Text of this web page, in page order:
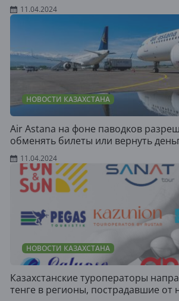
11.04.2024
НОВОСТИ КАЗАХСТАНА
Air Astana на фоне паводков
обменять билеты или вернуть
11.04.2024
НОВОСТИ КАЗАХСТАНА
Казахстанские туроператоры
тенге в регионы, пострадавшие от